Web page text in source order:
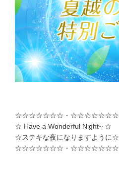
☆☆☆☆☆☆☆・☆☆☆☆☆☆☆
☆ Have a Wonderful Night~ ☆
☆ステキな夜になりますように☆
☆☆☆☆☆☆☆・☆☆☆☆☆☆☆